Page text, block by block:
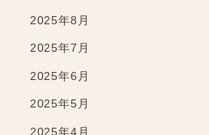
2025年8月
2025年7月
2025年6月
2025年5月
2025年4月